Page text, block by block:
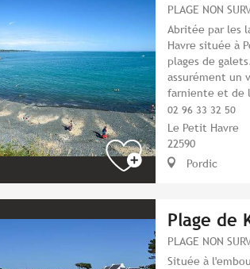
PLAGE NON
Abritée par les
Havre située à
plages de
assurément un
farniente et de
02 96 33 32 50
Le Petit Havre
22590
Pordic
Plage de
PLAGE NON
Située à